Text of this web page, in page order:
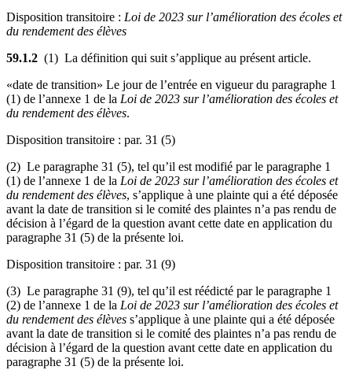
Disposition transitoire : Loi de 2023 sur l’amélioration des écoles et
du rendement des élèves
59.1.2 (1) La définition qui suit s’applique au présent article.
«date de transition» Le jour de l’entrée en vigueur du paragraphe 1
(1) de l’annexe 1 de la Loi de 2023 sur l’amélioration des écoles et
du rendement des élèves.
Disposition transitoire : par. 31 (5)
(2) Le paragraphe 31 (5), tel qu’il est modifié par le paragraphe 1
(1) de l’annexe 1 de la Loi de 2023 sur l’amélioration des écoles et
du rendement des élèves, s’applique à une plainte qui a été déposée
avant la date de transition si le comité des plaintes n’a pas rendu de
décision à l’égard de la question avant cette date en application du
paragraphe 31 (5) de la présente loi.
Disposition transitoire : par. 31 (9)
(3) Le paragraphe 31 (9), tel qu’il est réédicté par le paragraphe 1
(2) de l’annexe 1 de la Loi de 2023 sur l’amélioration des écoles et
du rendement des élèves s’applique à une plainte qui a été déposée
avant la date de transition si le comité des plaintes n’a pas rendu de
décision à l’égard de la question avant cette date en application du
paragraphe 31 (5) de la présente loi.